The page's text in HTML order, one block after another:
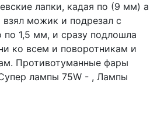
лапки, кадая по (9 мм) а
можик и подрезал с
1,5 мм, и сразу подлошла
ко всем и поворотникам и
Противотуманные фары
лампы 75W - , Лампы